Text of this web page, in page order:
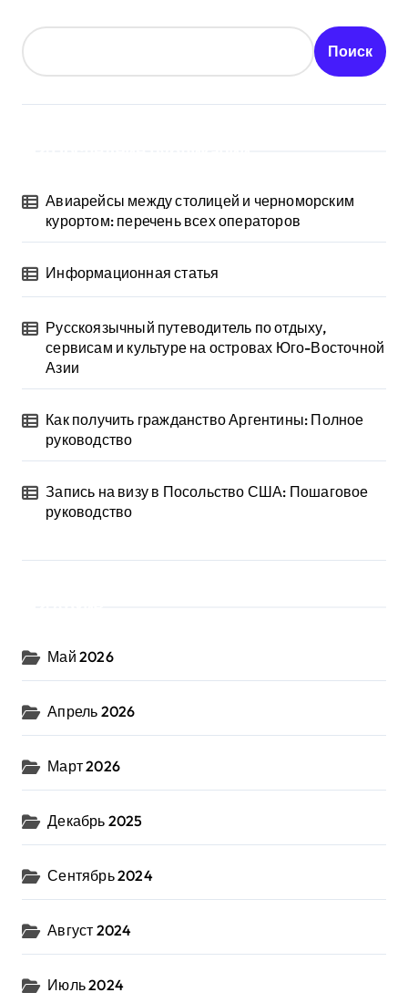
Поиск
Авиарейсы между столицей и черноморским
курортом: перечень всех операторов
Информационная статья
Русскоязычный путеводитель по отдыху,
сервисам и культуре на островах Юго-Восточной
Азии
Как получить гражданство Аргентины: Полное
руководство
Запись на визу в Посольство США: Пошаговое
руководство
Май 2026
Апрель 2026
Март 2026
Декабрь 2025
Сентябрь 2024
Август 2024
Июль 2024